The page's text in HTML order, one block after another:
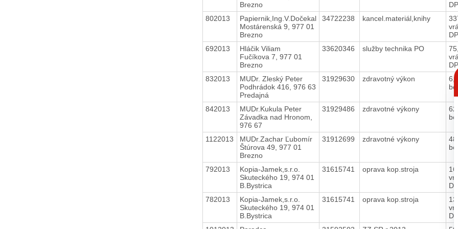
Brezno
802013
Papiernik,Ing.V.Dočekal
Mostárenská 9, 977 01
Brezno
34722238 kancel.materiál,knihy
692013
Hláčik Viliam
Fučíkova 7, 977 01
Brezno
33620346 služby technika PO
832013
MUDr. Zleský Peter
Podhrádok 416, 976 63
Predajná
31929630 zdravotný výkon
842013
MUDr.Kukula Peter
Závadka nad Hronom,
976 67
31929486 zdravotné výkony
1122013
MUDr.Zachar Ľubomír
Štúrova 49, 977 01
Brezno
31912699 zdravotné výkony
792013
Kopia-Jamek,s.r.o.
Skuteckého 19, 974 01
B.Bystrica
31615741 oprava kop.stroja
782013
Kopia-Jamek,s.r.o.
Skuteckého 19, 974 01
B.Bystrica
31615741 oprava kop.stroja